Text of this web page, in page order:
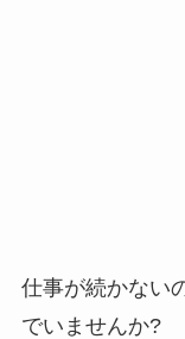
仕事が続かない
でいませんか?